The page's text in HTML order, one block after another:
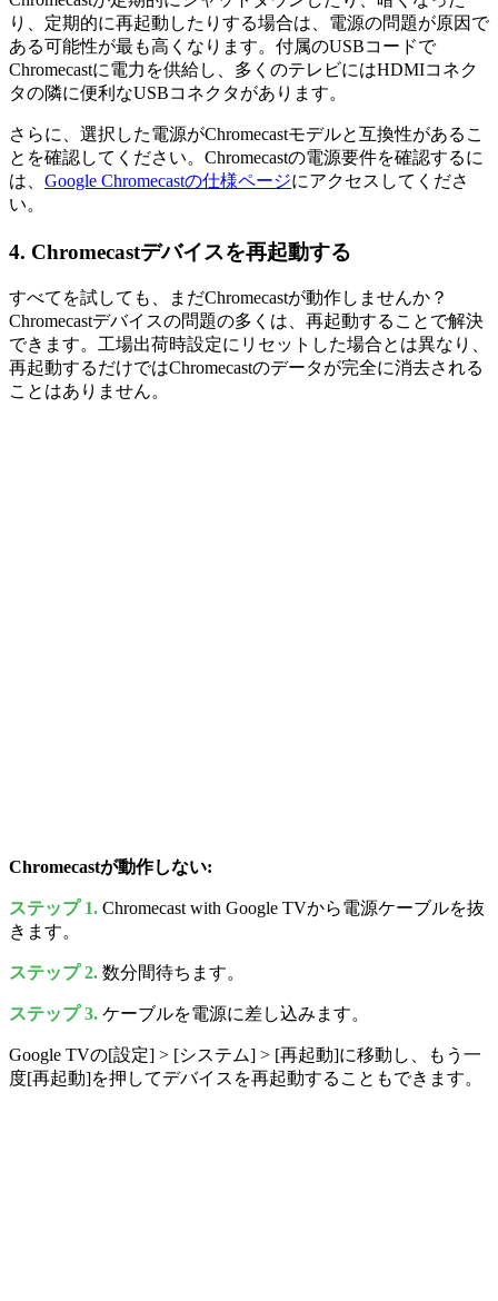
り、定期的に再起動したりする場合は、電源の問題が原因で
ある可能性が最も高くなります。付属のUSBコードで
Chromecastに電力を供給し、多くのテレビにはHDMIコネク
タの隣に便利なUSBコネクタがあります。
さらに、選択した電源がChromecastモデルと互換性があるこ
とを確認してください。Chromecastの電源要件を確認するに
は、 Google Chromecastの仕様ページにアクセスしてくださ
い。
4. Chromecastデバイスを再起動する
すべてを試しても、まだChromecastが動作しませんか？
Chromecastデバイスの問題の多くは、再起動することで解決
できます。工場出荷時設定にリセットした場合とは異なり、
再起動するだけではChromecastのデータが完全に消去される
ことはありません。
Chromecastが動作しない:
ステップ 1. Chromecast with Google TVから電源ケーブルを抜
きます。
ステップ 2. 数分間待ちます。
ステップ 3. ケーブルを電源に差し込みます。
Google TVの[設定] > [システム] > [再起動]に移動し、もう一
度[再起動]を押してデバイスを再起動することもできます。